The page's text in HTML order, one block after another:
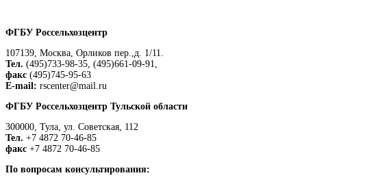
ФГБУ Россельхозцентр
107139, Москва, Орликов пер.,д. 1/11.
Тел. (495)733-98-35, (495)661-09-91,
факс (495)745-95-63
E-mail: rscenter@mail.ru
ФГБУ Россельхозцентр Тульской области
300000, Тула, ул. Советская, 112
Тел. +7 4872 70-46-85
факс +7 4872 70-46-85
По вопросам консультирования: